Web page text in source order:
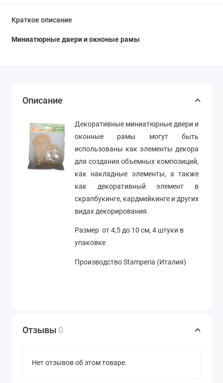
Краткое описание
Миниатюрные двери и окноные рамы
Описание
Декоративные миниатюрные двери и
оконные рамы могут быть
использованы как элементы декора
для создания объемных композиций,
как накладные элементы, а также
как декоративный элемент в
скрапбукинге, кардмейкинге и других
видах декорирования.
Размер от 4,5 до 10 см, 4 штуки в
упаковке
Производство Stamperia (Италия)
Отзывы 0
Нет отзывов об этом товаре.